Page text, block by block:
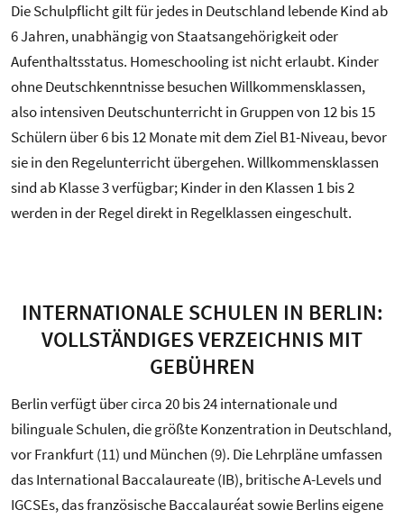
Die Schulpflicht gilt für jedes in Deutschland lebende Kind ab
6 Jahren, unabhängig von Staatsangehörigkeit oder
Aufenthaltsstatus. Homeschooling ist nicht erlaubt. Kinder
ohne Deutschkenntnisse besuchen Willkommensklassen,
also intensiven Deutschunterricht in Gruppen von 12 bis 15
Schülern über 6 bis 12 Monate mit dem Ziel B1-Niveau, bevor
sie in den Regelunterricht übergehen. Willkommensklassen
sind ab Klasse 3 verfügbar; Kinder in den Klassen 1 bis 2
werden in der Regel direkt in Regelklassen eingeschult.
INTERNATIONALE SCHULEN IN BERLIN:
VOLLSTÄNDIGES VERZEICHNIS MIT
GEBÜHREN
Berlin verfügt über circa 20 bis 24 internationale und
bilinguale Schulen, die größte Konzentration in Deutschland,
vor Frankfurt (11) und München (9). Die Lehrpläne umfassen
das International Baccalaureate (IB), britische A-Levels und
IGCSEs, das französische Baccalauréat sowie Berlins eigene